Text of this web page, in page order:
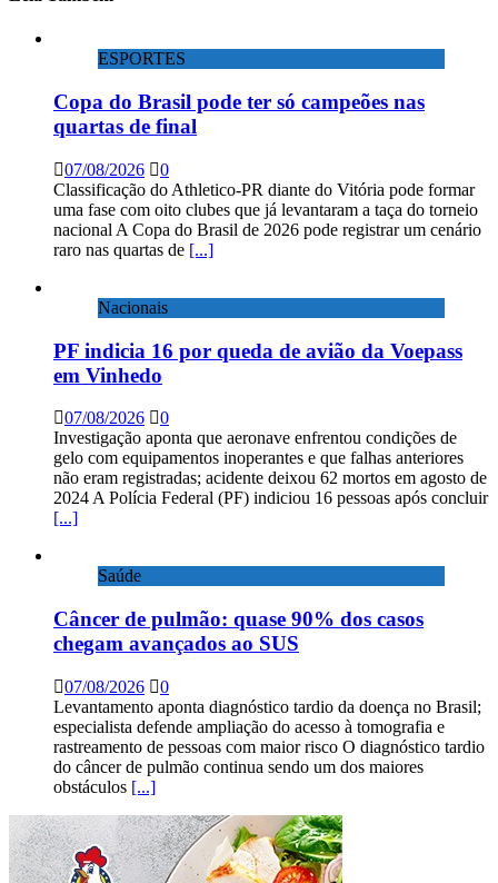
ESPORTES
Copa do Brasil pode ter só campeões nas
quartas de final
07/08/2026
0
Classificação do Athletico-PR diante do Vitória pode formar
uma fase com oito clubes que já levantaram a taça do torneio
nacional A Copa do Brasil de 2026 pode registrar um cenário
raro nas quartas de [...]
Nacionais
PF indicia 16 por queda de avião da Voepass
em Vinhedo
07/08/2026
0
Investigação aponta que aeronave enfrentou condições de
gelo com equipamentos inoperantes e que falhas anteriores
não eram registradas; acidente deixou 62 mortos em agosto de
2024 A Polícia Federal (PF) indiciou 16 pessoas após concluir
[...]
Saúde
Câncer de pulmão: quase 90% dos casos
chegam avançados ao SUS
07/08/2026
0
Levantamento aponta diagnóstico tardio da doença no Brasil;
especialista defende ampliação do acesso à tomografia e
rastreamento de pessoas com maior risco O diagnóstico tardio
do câncer de pulmão continua sendo um dos maiores
obstáculos [...]